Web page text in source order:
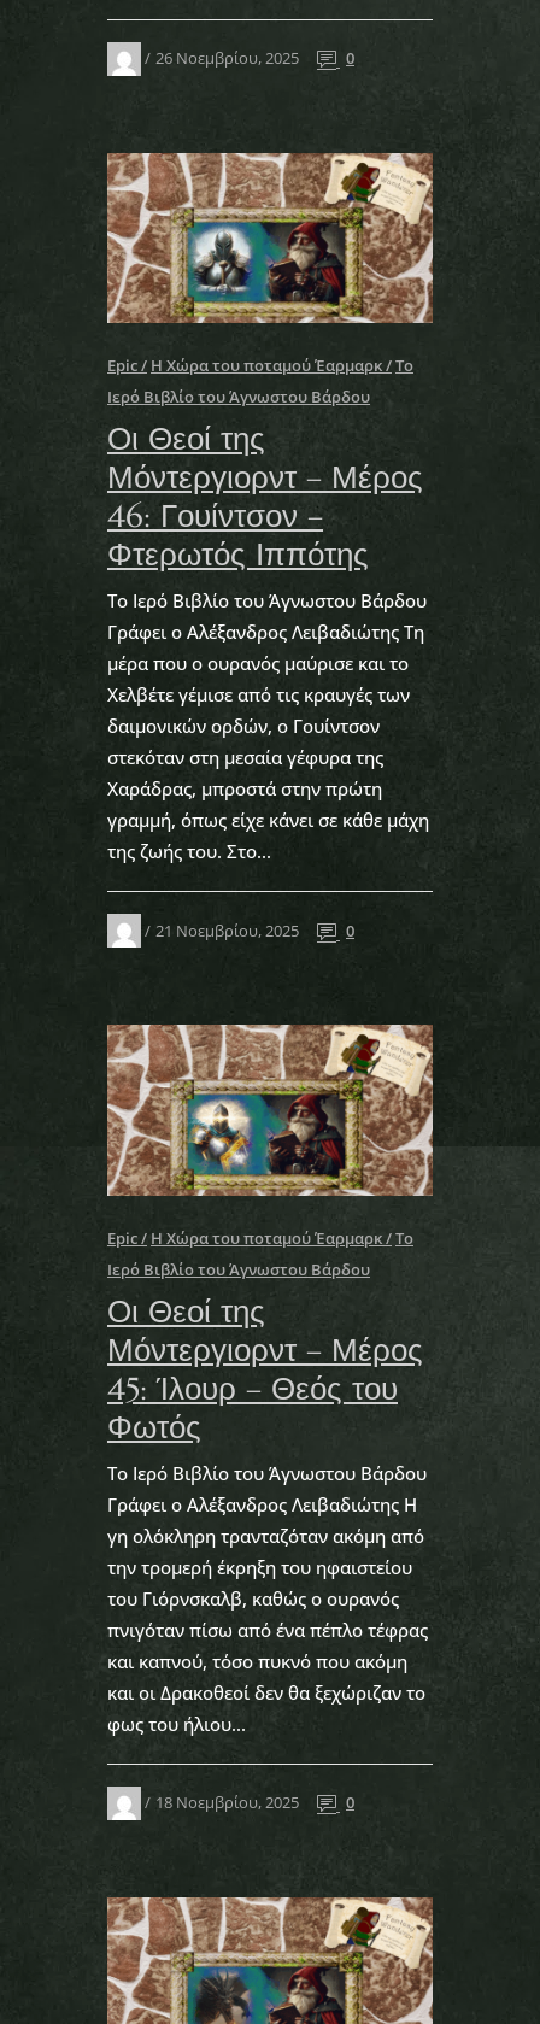
26 Νοεμβρίου, 2025 0
Epic Η Χώρα του ποταμού Έαρμαρκ
Το
Ιερό Βιβλίο του Άγνωστου Βάρδου
Οι Θεοί της
Μόντεργιορντ – Μέρος
46: Γουίντσον –
Φτερωτός Ιππότης
Το Ιερό Βιβλίο του Άγνωστου Βάρδου
Γράφει ο Αλέξανδρος Λειβαδιώτης Τη
μέρα που ο ουρανός μαύρισε και το
Χελβέτε γέμισε από τις κραυγές των
δαιμονικών ορδών, ο Γουίντσον
στεκόταν στη μεσαία γέφυρα της
Χαράδρας, μπροστά στην πρώτη
γραμμή, όπως είχε κάνει σε κάθε μάχη
της ζωής του. Στο...
21 Νοεμβρίου, 2025 0
Epic Η Χώρα του ποταμού Έαρμαρκ
Το
Ιερό Βιβλίο του Άγνωστου Βάρδου
Οι Θεοί της
Μόντεργιορντ – Μέρος
45: Ίλουρ – Θεός του
Φωτός
Το Ιερό Βιβλίο του Άγνωστου Βάρδου
Γράφει ο Αλέξανδρος Λειβαδιώτης Η
γη ολόκληρη τρανταζόταν ακόμη από
την τρομερή έκρηξη του ηφαιστείου
του Γιόρνσκαλβ, καθώς ο ουρανός
πνιγόταν πίσω από ένα πέπλο τέφρας
και καπνού, τόσο πυκνό που ακόμη
και οι Δρακοθεοί δεν θα ξεχώριζαν το
φως του ήλιου...
18 Νοεμβρίου, 2025 0